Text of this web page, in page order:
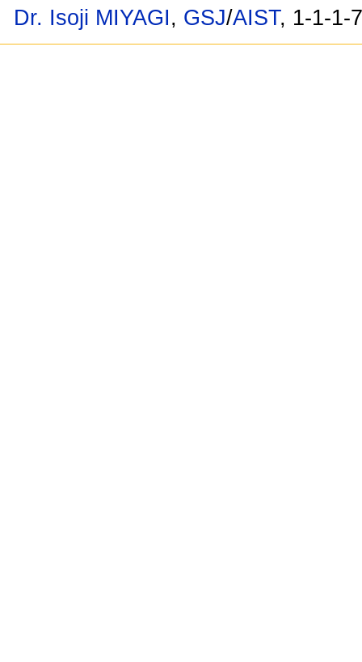
Dr. Isoji MIYAGI, GSJ/AIST, 1-1-1-